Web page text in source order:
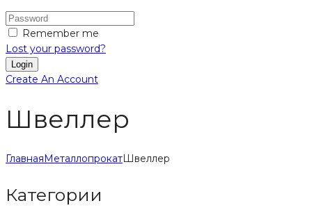
Remember me
Lost your password?
Create An Account
Швеллер
ГлавнаяМеталлопрокатШвеллер
Категории